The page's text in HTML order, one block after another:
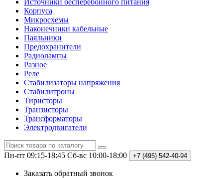
Корпуса
Микросхемы
Наконечники кабельные
Паяльники
Предохранители
Радиолампы
Разное
Реле
Стабилизаторы напряжения
Стабилитроны
Тиристоры
Транзисторы
Трансформаторы
Электродвигатели
Пн-пт 09:15-18:45 Сб-вс 10:00-18:00 +7 (495) 542-40-94
Заказать обратный звонок